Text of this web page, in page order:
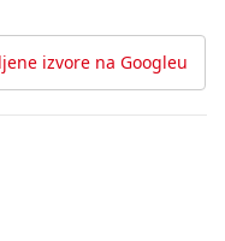
izvore na Googleu